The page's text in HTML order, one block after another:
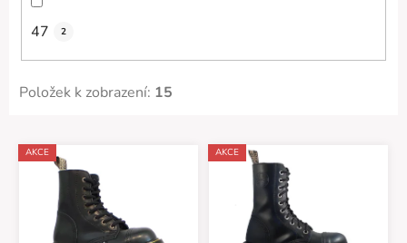
47 2
Položek k zobrazení: 15
V
ý
AKCE AKCE